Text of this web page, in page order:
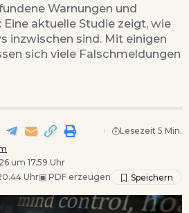
Warnungen und
aktuelle Studie zeigt, wie
inzwischen sind. Mit einigen
sich viele Falschmeldungen
um 17.59 Uhr
Uhr▣ PDF erzeugen
Lesezeit 5 Min.